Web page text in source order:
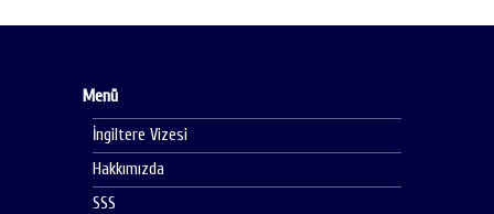
Menü
İngiltere Vizesi
Hakkımızda
SSS